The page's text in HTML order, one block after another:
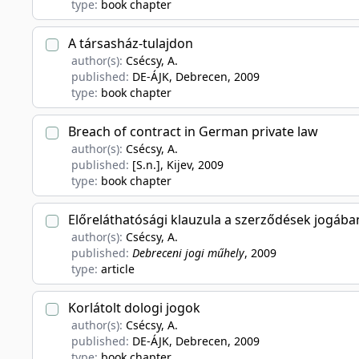
type: book chapter
A társasház-tulajdon
author(s): Csécsy, A.
published: DE-ÁJK, Debrecen, 2009
type: book chapter
Breach of contract in German private law
author(s): Csécsy, A.
published: [S.n.], Kijev, 2009
type: book chapter
Előreláthatósági klauzula a szerződések
author(s): Csécsy, A.
published: Debreceni jogi műhely, 2009
type: article
Korlátolt dologi jogok
author(s): Csécsy, A.
published: DE-ÁJK, Debrecen, 2009